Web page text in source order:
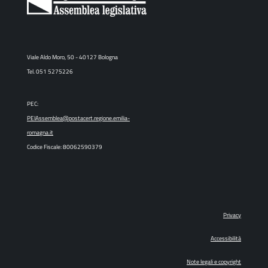
Viale Aldo Moro, 50 - 40127 Bologna
Tel. 051 5275226
PEC:
PEIAssemblea@postacert.regione.emilia-
romagna.it
Codice Fiscale: 80062590379
Privacy
Accessibilità
Note legali e copyright